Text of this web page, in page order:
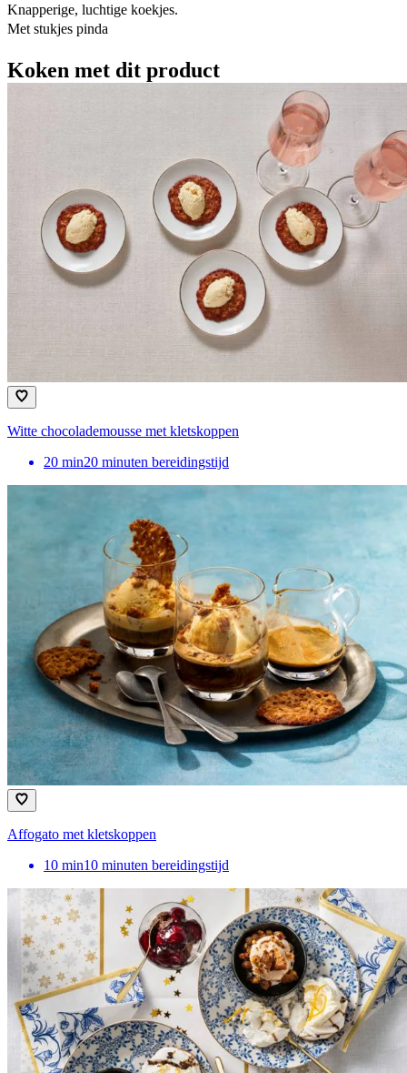
Knapperige, luchtige koekjes.
Met stukjes pinda
Koken met dit product
Witte chocolademousse met kletskoppen
20 min20 minuten bereidingstijd
Affogato met kletskoppen
10 min10 minuten bereidingstijd